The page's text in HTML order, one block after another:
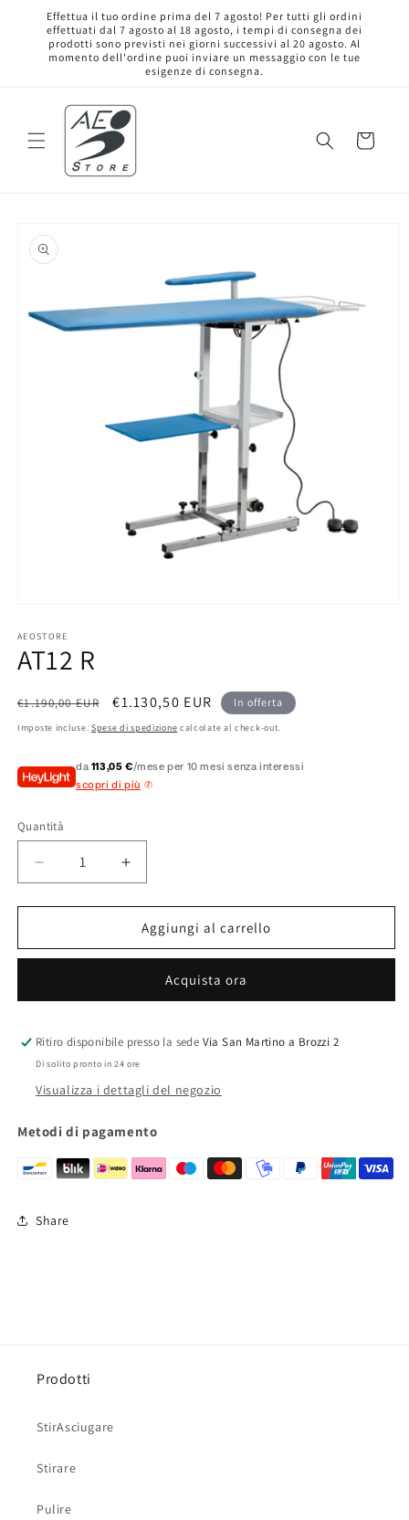
direttamente
ai contenuti
Effettua il tuo ordine prima del 7 agosto! Per tutti gli ordini
effettuati dal 7 agosto al 18 agosto, i tempi di consegna dei
prodotti sono previsti nei giorni successivi al 20 agosto. Al
momento dell'ordine puoi inviare un messaggio con le tue
esigenze di consegna.
Carrello
informazioni
sul prodotto
multimediali
1
in
AEOSTORE
AT12 R
Prezzo
di
€1.190,00 EUR
Prezzo
scontato
€1.130,50 EUR In offerta
Imposte incluse. Spese di spedizione calcolate al check-out.
da 113,05 €/mese per 10 mesi senza interessi
scopri di più
Quantità
Quantità
Diminuisci
quantità
per
R
Aumenta
quantità
per
AT12
R
Aggiungi al carrello
Acquista ora
Ritiro disponibile presso la sede Via San Martino a Brozzi 2
Di solito pronto in 24 ore
Visualizza i dettagli del negozio
Metodi di pagamento
Share
Prodotti
StirAsciugare
Stirare
Pulire